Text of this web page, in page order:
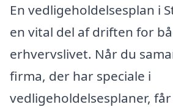
En vedligeholdelsesplan i
en vital del af driften for
erhvervslivet. Når du
firma, der har speciale i
vedligeholdelsesplaner,